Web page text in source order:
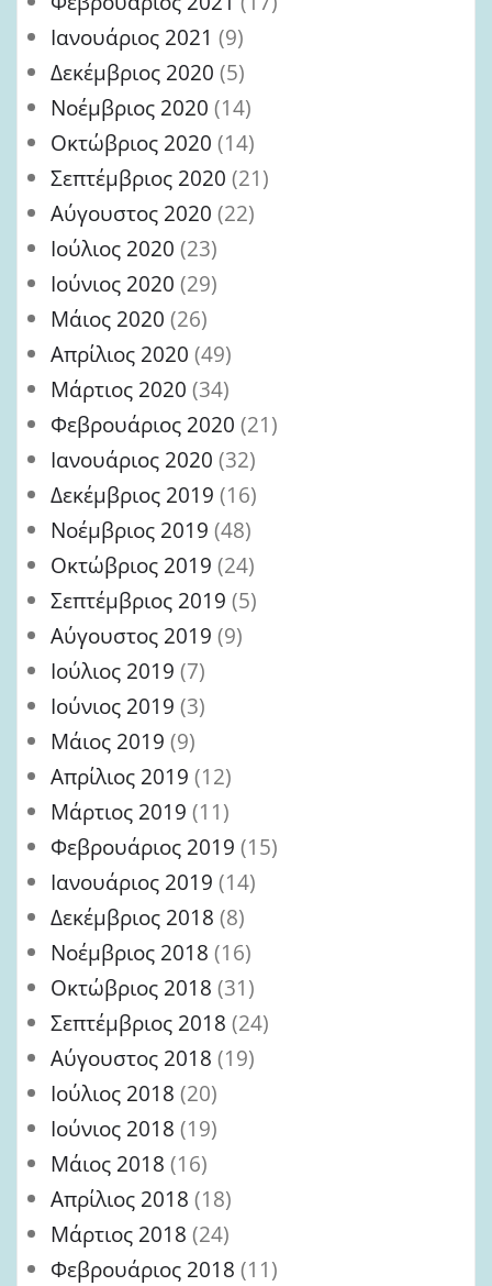
Ιανουάριος 2021 (9)
Δεκέμβριος 2020 (5)
Νοέμβριος 2020 (14)
Οκτώβριος 2020 (14)
Σεπτέμβριος 2020 (21)
Αύγουστος 2020 (22)
Ιούλιος 2020 (23)
Ιούνιος 2020 (29)
Μάιος 2020 (26)
Απρίλιος 2020 (49)
Μάρτιος 2020 (34)
Φεβρουάριος 2020 (21)
Ιανουάριος 2020 (32)
Δεκέμβριος 2019 (16)
Νοέμβριος 2019 (48)
Οκτώβριος 2019 (24)
Σεπτέμβριος 2019 (5)
Αύγουστος 2019 (9)
Ιούλιος 2019 (7)
Ιούνιος 2019 (3)
Μάιος 2019 (9)
Απρίλιος 2019 (12)
Μάρτιος 2019 (11)
Φεβρουάριος 2019 (15)
Ιανουάριος 2019 (14)
Δεκέμβριος 2018 (8)
Νοέμβριος 2018 (16)
Οκτώβριος 2018 (31)
Σεπτέμβριος 2018 (24)
Αύγουστος 2018 (19)
Ιούλιος 2018 (20)
Ιούνιος 2018 (19)
Μάιος 2018 (16)
Απρίλιος 2018 (18)
Μάρτιος 2018 (24)
Φεβρουάριος 2018 (11)